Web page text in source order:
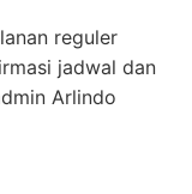
reguler
jadwal dan
Arlindo